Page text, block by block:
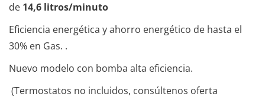
de 14,6 litros/minuto
Eficiencia energética y ahorro energético de hasta el
30% en Gas. .
Nuevo modelo con bomba alta eficiencia.
(Termostatos no incluidos, consúltenos oferta